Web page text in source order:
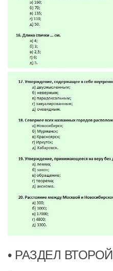
• РАЗДЕЛ ВТОРОЙ